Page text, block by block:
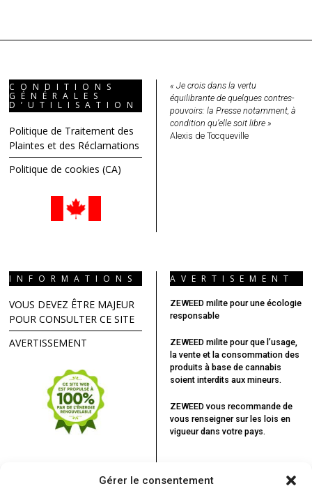
Gérer le consentement
CONDITIONS
GÉNÉRALES
D’UTILISATION
Politique de Traitement des
Plaintes et des Réclamations
Politique de cookies (CA)
« Je crois dans la vertu
équilibrante de quelques contres-
pouvoirs: la Presse notamment, à
condition qu’elle soit libre »
Alexis de Tocqueville
INFORMATIONS
VOUS DEVEZ ÊTRE MAJEUR
POUR CONSULTER CE SITE
AVERTISSEMENT
AVERTISEMENT
ZEWEED milite pour une écologie
responsable
ZEWEED milite pour que l’usage,
la vente et la consommation des
produits à base de cannabis
soient interdits aux mineurs.
ZEWEED vous recommande de
vous renseigner sur les lois en
vigueur dans votre pays.